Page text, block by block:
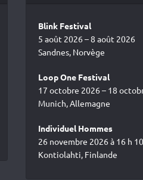
Blink Festival
5 août 2026 – 8 août 2026
Sandnes, Norvège
Loop One Festival
17 octobre 2026 – 18
Munich, Allemagne
Individuel Hommes
26 novembre 2026 à 16 h
Kontiolahti, Finlande